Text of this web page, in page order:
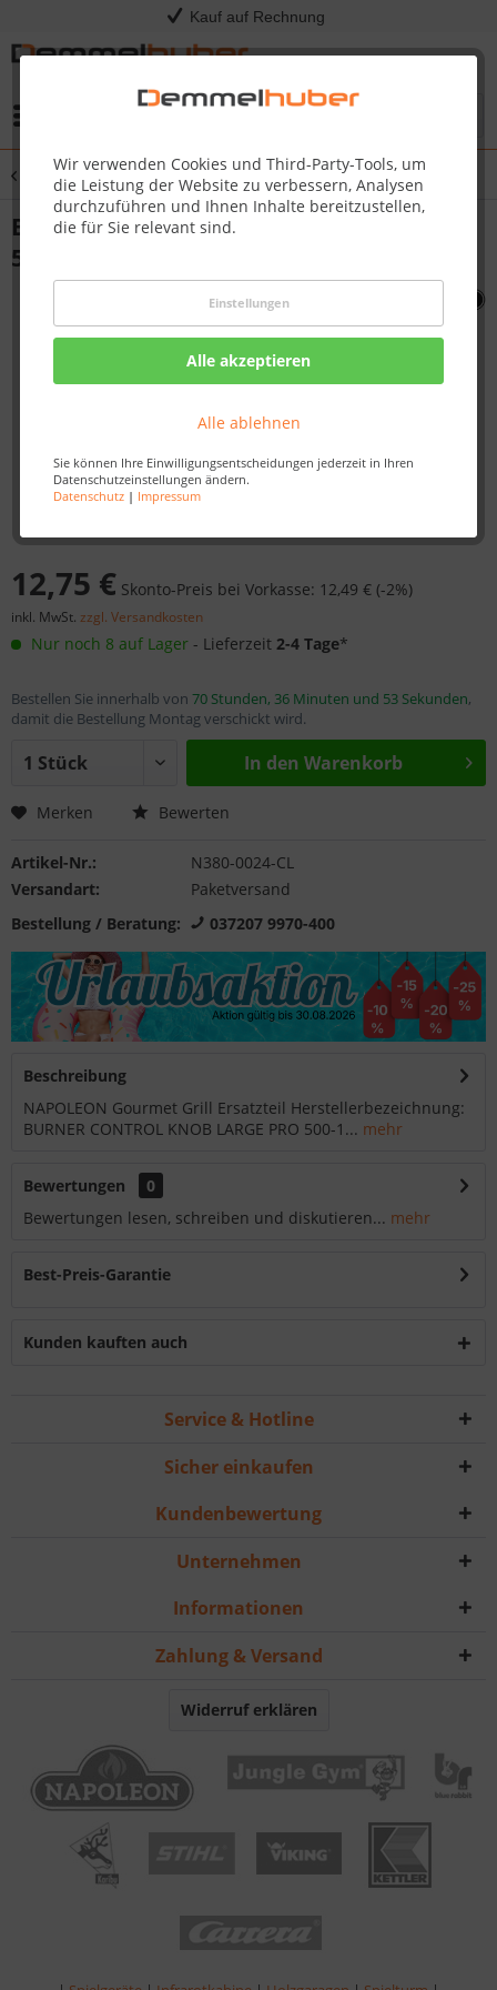
Kauf auf Rechnung
Wir verwenden Cookies und Third-Party-Tools, um
die Leistung der Website zu verbessern, Analysen
durchzuführen und Ihnen Inhalte bereitzustellen,
die für Sie relevant sind.
Einstellungen
Alle akzeptieren
Alle ablehnen
Sie können Ihre Einwilligungsentscheidungen jederzeit in Ihren
Datenschutzeinstellungen ändern.
Datenschutz| Impressum
Übersicht Sonstige Ersatzteile
BURNER CONTROL KNOB LARGE PRO
500-1 665/825 #N380-0024-CL
12,75 € Skonto-Preis bei Vorkasse: 12,49 € (-2%)
inkl. MwSt. zzgl. Versandkosten
Nur noch 8 auf Lager - Lieferzeit 2-4 Tage*
Bestellen Sie innerhalb von 70 Stunden, 36 Minuten und 53 Sekunden,
damit die Bestellung Montag verschickt wird.
In den Warenkorb
Merken Bewerten
Artikel-Nr.:
N380-0024-CL
Versandart:
Paketversand
Bestellung / Beratung:
037207 9970-400
Beschreibung
NAPOLEON Gourmet Grill Ersatzteil Herstellerbezeichnung:
BURNER CONTROL KNOB LARGE PRO 500-1... mehr
Bewertungen
0
Bewertungen lesen, schreiben und diskutieren... mehr
Best-Preis-Garantie
Kunden kauften auch
Service & Hotline
Sicher einkaufen
Kundenbewertung
Unternehmen
Informationen
Zahlung & Versand
Widerruf erklären